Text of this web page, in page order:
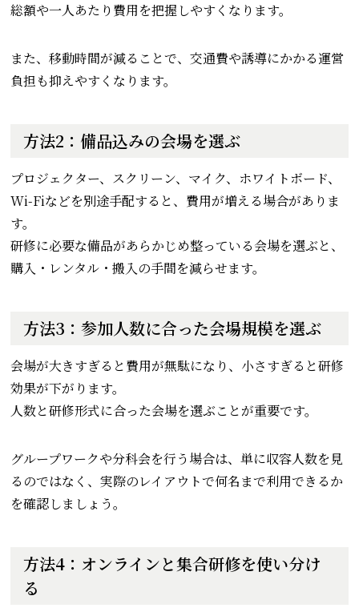
総額や一人あたり費用を把握しやすくなります。
また、移動時間が減ることで、交通費や誘導にかかる運営
負担も抑えやすくなります。
方法2：備品込みの会場を選ぶ
プロジェクター、スクリーン、マイク、ホワイトボード、
Wi-Fiなどを別途手配すると、費用が増える場合がありま
す。
研修に必要な備品があらかじめ整っている会場を選ぶと、
購入・レンタル・搬入の手間を減らせます。
方法3：参加人数に合った会場規模を選ぶ
会場が大きすぎると費用が無駄になり、小さすぎると研修
効果が下がります。
人数と研修形式に合った会場を選ぶことが重要です。
グループワークや分科会を行う場合は、単に収容人数を見
るのではなく、実際のレイアウトで何名まで利用できるか
を確認しましょう。
方法4：オンラインと集合研修を使い分け
る